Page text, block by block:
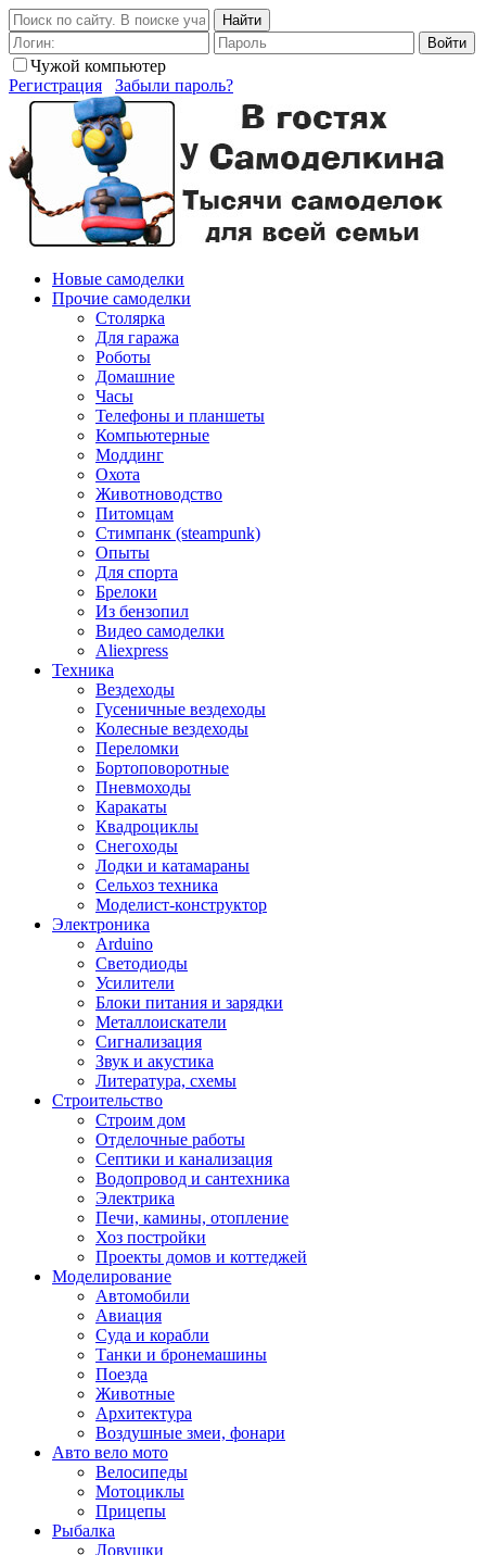
Найти
Войти
Чужой компьютер
Регистрация
Забыли пароль?
Новые самоделки
Прочие самоделки
Столярка
Для гаража
Роботы
Домашние
Часы
Телефоны и планшеты
Компьютерные
Моддинг
Охота
Животноводство
Питомцам
Стимпанк (steampunk)
Опыты
Для спорта
Брелоки
Из бензопил
Видео самоделки
Aliexpress
Техника
Вездеходы
Гусеничные вездеходы
Колесные вездеходы
Переломки
Бортоповоротные
Пневмоходы
Каракаты
Квадроциклы
Снегоходы
Лодки и катамараны
Сельхоз техника
Моделист-конструктор
Электроника
Arduino
Светодиоды
Усилители
Блоки питания и зарядки
Металлоискатели
Сигнализация
Звук и акустика
Литература, схемы
Строительство
Строим дом
Отделочные работы
Септики и канализация
Водопровод и сантехника
Электрика
Печи, камины, отопление
Хоз постройки
Проекты домов и коттеджей
Моделирование
Автомобили
Авиация
Суда и корабли
Танки и бронемашины
Поезда
Животные
Архитектура
Воздушные змеи, фонари
Авто вело мото
Велосипеды
Мотоциклы
Прицепы
Рыбалка
Ловушки